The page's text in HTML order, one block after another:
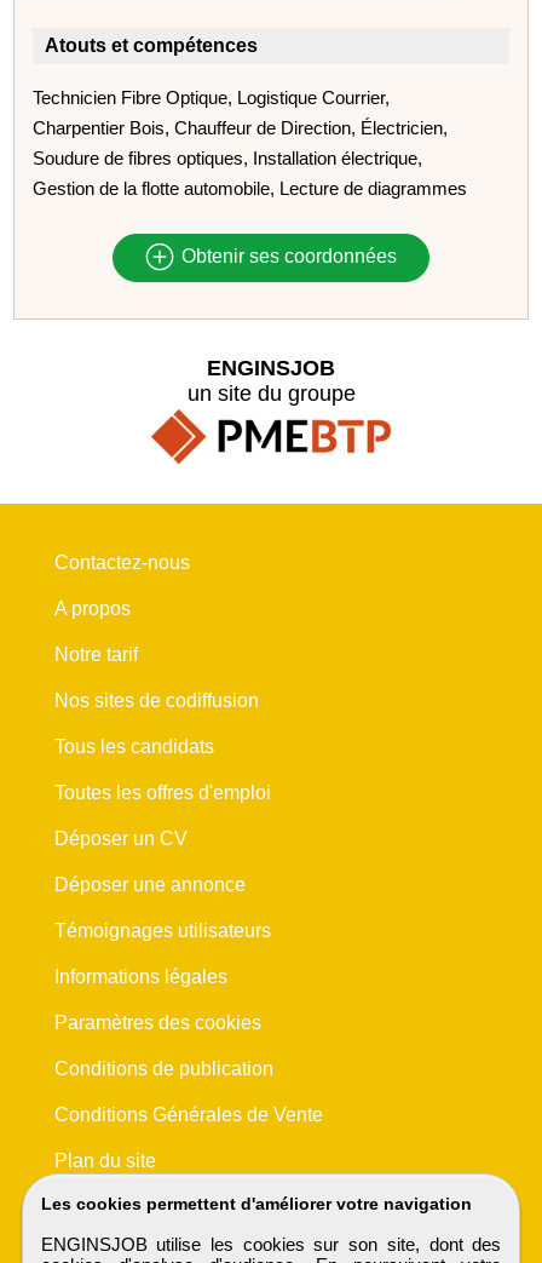
Atouts et compétences
Technicien Fibre Optique, Logistique Courrier,
Charpentier Bois, Chauffeur de Direction, Électricien,
Soudure de fibres optiques, Installation électrique,
Gestion de la flotte automobile, Lecture de diagrammes
Obtenir ses coordonnées
Les cookies permettent d'améliorer votre navigation
ENGINSJOB utilise les cookies sur son site, dont des
ENGINSJOB
un site du groupe
Contactez-nous
A propos
Notre tarif
Nos sites de codiffusion
Tous les candidats
Toutes les offres d'emploi
Déposer un CV
Déposer une annonce
Témoignages utilisateurs
Informations légales
Paramètres des cookies
Conditions de publication
Conditions Générales de Vente
Plan du site